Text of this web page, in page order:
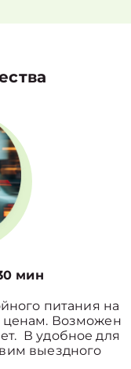
мин
питания на
ценам. Возможен
В удобное для
выездного